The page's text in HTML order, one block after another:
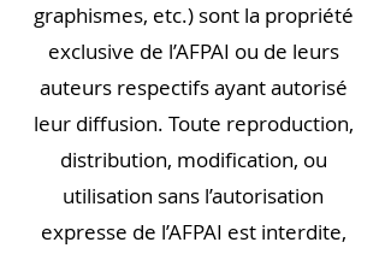
graphismes, etc.) sont la propriété
exclusive de l’AFPAI ou de leurs
auteurs respectifs ayant autorisé
leur diffusion. Toute reproduction,
distribution, modification, ou
utilisation sans l’autorisation
expresse de l’AFPAI est interdite,